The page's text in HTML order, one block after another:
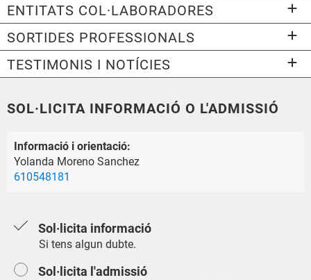
ENTITATS COL·LABORADORES
SORTIDES PROFESSIONALS
TESTIMONIS I NOTÍCIES
SOL·LICITA INFORMACIÓ O L'ADMISSIÓ
Informació i orientació:
Yolanda Moreno Sanchez
610548181
Sol·licita informació
Si tens algun dubte.
Sol·licita l'admissió